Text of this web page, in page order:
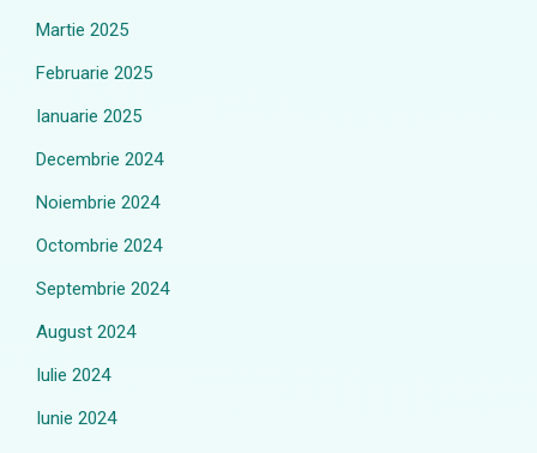
Martie 2025
Februarie 2025
Ianuarie 2025
Decembrie 2024
Noiembrie 2024
Octombrie 2024
Septembrie 2024
August 2024
Iulie 2024
Iunie 2024